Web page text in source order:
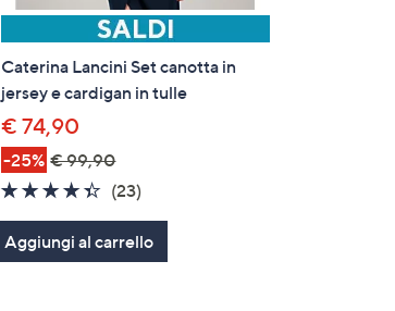
Caterina Lancini Set canotta in
jersey e cardigan in tulle
€ 74,90
-25% € 99,90
4.3
of
5
Stars
(23)
Recensioni
Aggiungi al carrello